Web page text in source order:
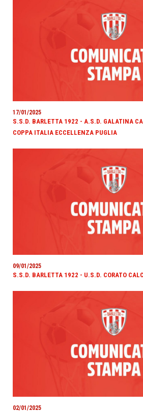
17/01/2025
S.S.D. BARLETTA 1922 - A.S.D. GALATINA
COPPA ITALIA ECCELLENZA PUGLIA
09/01/2025
S.S.D. BARLETTA 1922 - U.S.D. CORATO
02/01/2025